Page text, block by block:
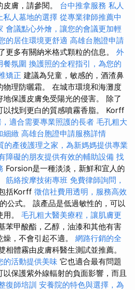
膚，請參閱。 台中推拿服務 私人
私人墓地的選擇 從專業律師推薦中
會議點心外燴，讓您的會議更加輕
的居住環境更舒適 高雄台胞證申請
更多有關納米格式顆粒的信息。 外
餐氛圍 換護照的全程指引，為您的
矯正 建議為兒童，敏感的，酒渣鼻
物理防曬霜。 在城市環境和海灘度
保護皮膚免受陽光的侵害。 除了
以找到更白的質感噴霧香脂。 Korff
適合需要專業照護的長者 毛孔粗大
細緻 高雄台胞證申請服務詳情
的產後護理之家，為新媽媽提供專業
障礙的朋友提供有效的輔助設備 找
Forsion是一種淡淡，新鮮和宜人的
筋絡按摩技術專班 免費律師詢問，
括Korff 徵信社費用透明，服務高效
公式。 該產品是低過敏性的，可以
。 毛孔粗大醫美療程，讓肌膚更
苯甲酸酯，乙醇，油漆和其他有害
，不會引起不適。 網路行銷的全
相體霧由皮膚科醫生測試並推薦。
的活動提供美味 它也適合最有問題
保護紫外線輻射的負面影響，而且
復師培訓 安養院的特色與選擇，為